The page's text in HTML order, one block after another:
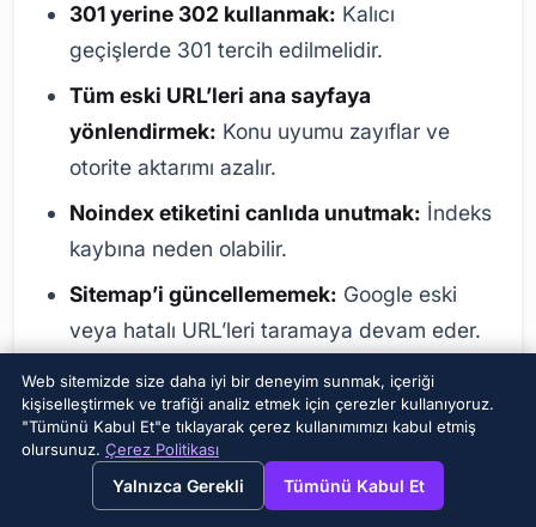
View this page in English?
301 yerine 302 kullanmak: Kalıcı
geçişlerde 301 tercih edilmelidir.
Tüm eski URL’leri ana sayfaya
yönlendirmek: Konu uyumu zayıflar ve
otorite aktarımı azalır.
Noindex etiketini canlıda unutmak: İndeks
kaybına neden olabilir.
Sitemap’i güncellememek: Google eski
veya hatalı URL’leri taramaya devam eder.
Dahili linkleri eski URL’de bırakmak:
Tarama bütçesi ve kullanıcı deneyimi zarar
görür.
Backlink alan sayfaları gözden kaçırmak:
Web sitemizde size daha iyi bir deneyim sunmak, içeriği
kişiselleştirmek ve trafiği analiz etmek için çerezler kullanıyoruz.
"Tümünü Kabul Et"e tıklayarak çerez kullanımımızı kabul etmiş
olursunuz. Çerez Politikası
Yalnızca Gerekli Tümünü Kabul Et